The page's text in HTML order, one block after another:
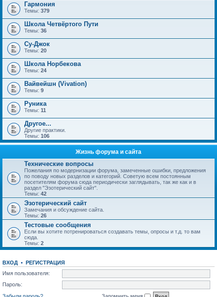
Гармония
Темы: 379
Школа Четвёртого Пути
Темы: 36
Су-Джок
Темы: 20
Школа Норбекова
Темы: 24
Вайвейшн (Vivation)
Темы: 9
Руника
Темы: 11
Другое...
Другие практики.
Темы: 106
Жизнь форума и сайта
Технические вопросы
Пожелания по модернизации форума, замеченные ошибки, предложения
по поводу новых разделов и категорий. Советую всем постоянным
посетителям форума сюда периодически заглядывать, так же как и в
раздел "Эзотерический сайт".
Темы: 42
Эзотерический сайт
Замечания и обсуждение сайта.
Темы: 26
Тестовые сообщения
Если вы хотите потренироваться создавать темы, опросы и т.д. то вам
сюда.
Темы: 2
ВХОД • РЕГИСТРАЦИЯ
Имя пользователя:
Пароль: